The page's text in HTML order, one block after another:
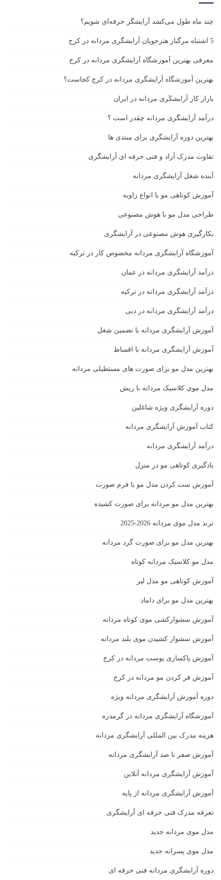
چند ماه طول می‌کشد آرایشگر حرفه‌ای شویم؟
5 اشتباه مرگبار هنرجویان آرایشگری مردانه در کرج
معرفی بهترین آموزشگاه آرایشگری مردانه در کرج
بهترین آموزشگاه آرایشگری مردانه در کرج کجاست؟
بازار كار آرايشكَرى مردانه در ايران
درآمد آرایشگری مردانه چقدر است ؟
بهترین دوره آرایشگری برای مبتدی ها
تفاوت مدرک آزاد و فنی حرفه ای آرایشگری
آینده شغل آرایشگری مردانه
آموزش کوتاهی مو با انواع زاویه
طراحی مدل مو با هوش مصنوعی
بکارگیری هوش مصنوعی در آرایشگری
آموزشگاه آرایشگری مردانه مخصوص کار در ترکیه
درآمد آرایشگری مردانه در عمان
درآمد آرایشگری مردانه در ترکیه
درآمد آرایشگری مردانه در دبی
آموزش آرایشگری مردانه با تضمین شغل
آموزش آرایشگری مردانه با اقساط
بهترین مدل مو برای صورت های مستطیلی مردانه
مدل موی کلاسیک مردانه با ریش
دوره آرایشگری ویژه شاغلین
کتاب آموزش آرایشگری مردانه
درآمد آرایشگری مردانه
یادگیری كوتاهى مو در منزل
آموزش ست كردن مدل مو با فرم صورت
بهترین مدل مو مردانه برای صورت کشیده
ترند مدل موی مردانه 2026-2025
بهترين مدل مو براى صورت گرد مردانه
مدل مو کلاسیک مردانه کوتاه
آموزش کوتاهی مو مدل لیر
بهترین مدل مو برای داماد
آموزش سشوارکشی موی کوتاه مردانه
آموزش سشوار کشیدن موی بلند مردانه
آموزش پاکسازی پوست مردانه در کرج
آموزش فر کردن مو مردانه در کرج
دوره آموزش آرایشگری مردانه ویژه
آموزشگاه آرایشگری مردانه در گرمدره
هزینه مدرک بین المللی آرایشگری مردانه
آموزش صفر تا صد آرایشگری مردانه
آموزش آرایشگری مردانه آنلاین
آموزش آرایشگری مردانه از پایه
تعرفه مدرک فنی حرفه ای آرایشگری
مدل موی مردانه جدید
مدل موی پسرانه جدید
دوره آرایشگری مردانه فنی حرفه ای